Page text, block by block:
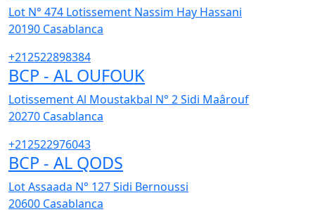
Lot N° 474 Lotissement Nassim Hay Hassani
20190 Casablanca
+212522898384
BCP - AL OUFOUK
Lotissement Al Moustakbal N° 2 Sidi Maârouf
20270 Casablanca
+212522976043
BCP - AL QODS
Lot Assaada N° 127 Sidi Bernoussi
20600 Casablanca